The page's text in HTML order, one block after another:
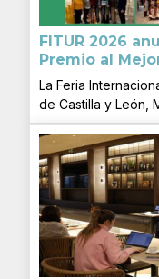
FITUR 2026
Premio al
La Feria
de Castilla y León,